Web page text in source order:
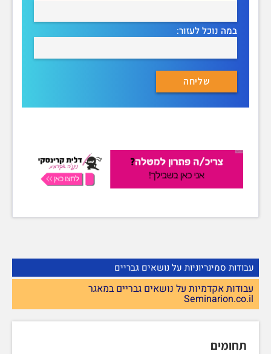
עבודות סמינריוניות על נושאים גבריים
עבודות אקדמיות על נושאים גבריים במאגר
Seminarion.co.il
תחומים
במה נוכל לעזור: